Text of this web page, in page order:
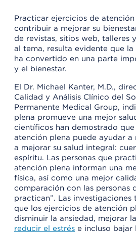
Practicar ejercicios de
contribuir a mejorar su
de revistas, sitios web, talleres
al tema, resulta evidente que la
ha convertido en una parte
y el bienestar.
El Dr. Michael Kanter, M.D.,
Calidad y Análisis Clínico del
Permanente Medical Group,
plena promueve una mejor
científicos han demostrado
atención plena puede ayudar a
a mejorar su salud integral:
espíritu. Las personas que
atención plena informan una
física, así como una mejor
comparación con las personas
practican”. Las investigaciones
que los ejercicios de atención
disminuir la ansiedad, mejorar
reducir el estrés e incluso bajar